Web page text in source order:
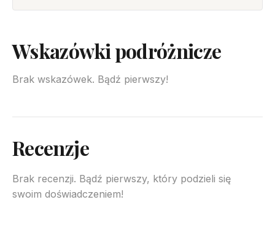
Wskazówki podróżnicze
Brak wskazówek. Bądź pierwszy!
Recenzje
Brak recenzji. Bądź pierwszy, który podzieli się
swoim doświadczeniem!